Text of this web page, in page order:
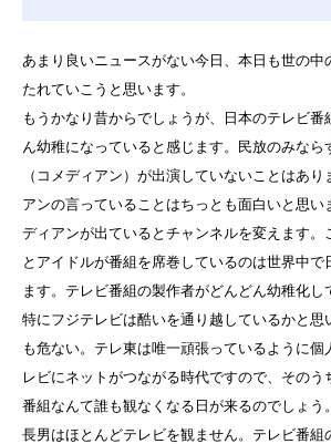
あまり良いニュースがない今日、本日も世の中
たれていこうと思います。
もうかなり昔からでしょうが、日本のテレビ番
ん幼稚になっていると感じます。民放のみなら
（コメディアン）が出演していないことはあ
アンの言っていることはちっとも面白いと思い
ディアンが出ているとチャンネルを変えます。
とアイドルが番組を席巻しているのは世界中で
ます。テレビ番組の製作者がどんどん幼稚化し
特にフジテレビは酷いを通り越しているかと思
も危ない。テレ東は唯一頑張っているように個
レビにネットがつながる時代ですので、そのう
番組なんて誰も観なくなる日が来るのでしょう
長男はほとんどテレビを観ません。テレビ番組